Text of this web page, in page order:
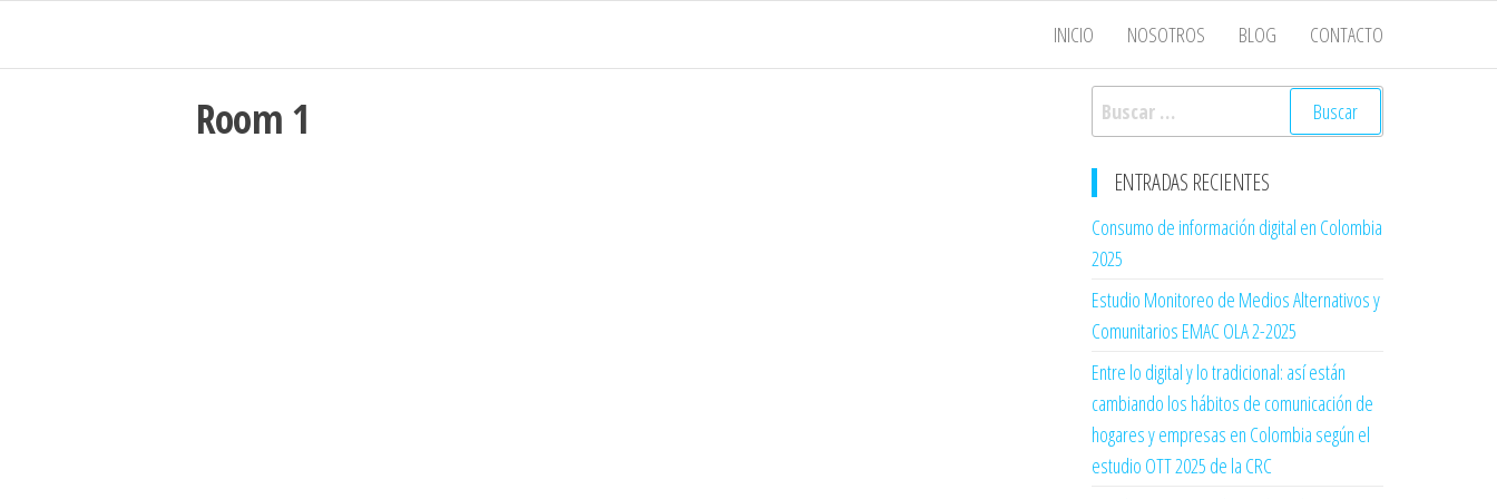
INICIO NOSOTROS BLOG CONTACTO
Room 1
ENTRADAS RECIENTES
Consumo de información digital en Colombia
2025
Estudio Monitoreo de Medios Alternativos y
Comunitarios EMAC OLA 2-2025
Entre lo digital y lo tradicional: así están
cambiando los hábitos de comunicación de
hogares y empresas en Colombia según el
estudio OTT 2025 de la CRC